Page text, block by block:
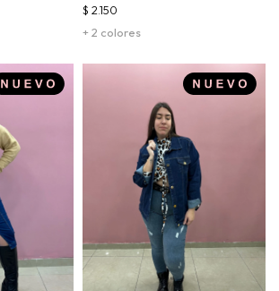
+ 2 colores
$ 2.150